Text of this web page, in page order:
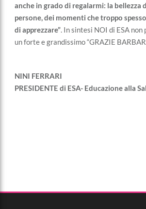
anche in grado di regalarmi: la bellezza
persone, dei momenti che troppo
di apprezzare”. In sintesi NOI di ESA non
un forte e grandissimo “GRAZIE
NINI FERRARI
PRESIDENTE di ESA- Educazione alla